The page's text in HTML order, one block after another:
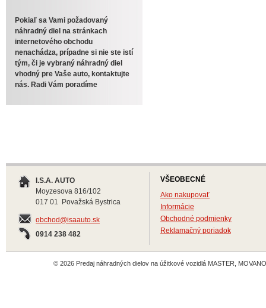
Pokiaľ sa Vami požadovaný
náhradný diel na stránkach
internetového obchodu
nenachádza, prípadne si nie ste istí
tým, či je vybraný náhradný diel
vhodný pre Vaše auto, kontaktujte
nás. Radi Vám poradíme
I.S.A. AUTO
Moyzesova 816/102
017 01 Považská Bystrica
obchod@isaauto.sk
0914 238 482
VŠEOBECNÉ
Ako nakupovať
Informácie
Obchodné podmienky
Reklamačný poriadok
© 2026 Predaj náhradných dielov na úžitkové vozidlá MASTER,